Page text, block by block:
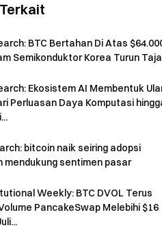
BTC Bertahan Di Atas
Semikonduktor Korea Turun
Ekosistem AI Membentuk
Perluasan Daya Komputasi
bitcoin naik seiring adopsi
mendukung sentimen pasar
Weekly: BTC DVOL Terus
PancakeSwap Melebihi $16